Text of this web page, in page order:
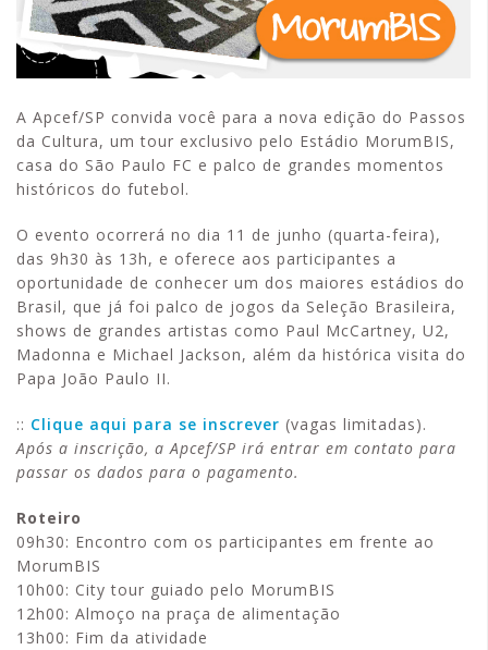
A Apcef/SP convida você para a nova edição do Passos
da Cultura, um tour exclusivo pelo Estádio MorumBIS,
casa do São Paulo FC e palco de grandes momentos
históricos do futebol.
O evento ocorrerá no dia 11 de junho (quarta-feira),
das 9h30 às 13h, e oferece aos participantes a
oportunidade de conhecer um dos maiores estádios do
Brasil, que já foi palco de jogos da Seleção Brasileira,
shows de grandes artistas como Paul McCartney, U2,
Madonna e Michael Jackson, além da histórica visita do
Papa João Paulo II.
:: Clique aqui para se inscrever (vagas limitadas).
Após a inscrição, a Apcef/SP irá entrar em contato para
passar os dados para o pagamento.
Roteiro
09h30: Encontro com os participantes em frente ao
MorumBIS
10h00: City tour guiado pelo MorumBIS
12h00: Almoço na praça de alimentação
13h00: Fim da atividade